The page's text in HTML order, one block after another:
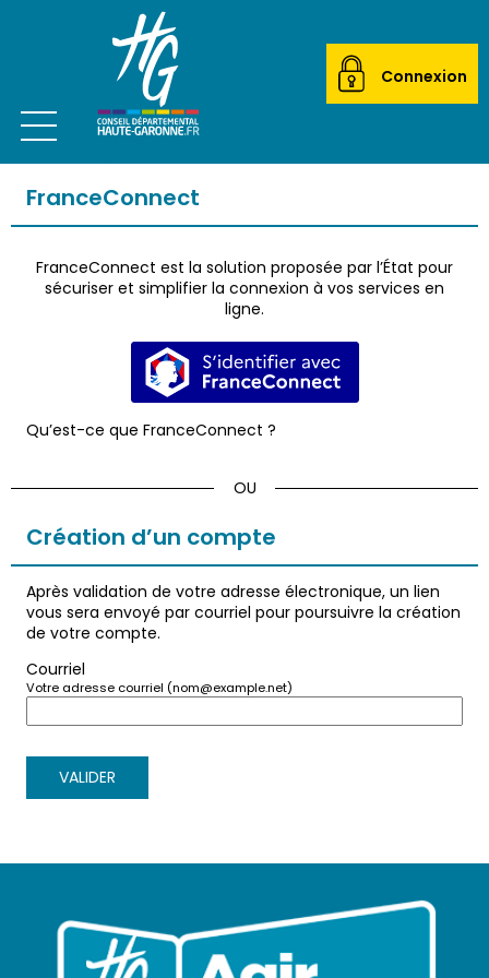
Connexion
Ouvrir le menu
ACTEUR LOCAL
MAIRIES
ETABLISSEMENTS SCOLAIRES
TRANSPORTEURS
ÉCOLES DE MUSIQUE
FranceConnect
FranceConnect est la solution proposée par l’État pour
sécuriser et simplifier la connexion à vos services en
ligne.
S’identifier avec FranceConnect
Qu’est-ce que FranceConnect ?
Création d’un compte
Après validation de votre adresse électronique, un lien
vous sera envoyé par courriel pour poursuivre la création
de votre compte.
Courriel
Votre adresse courriel (nom@example.net)
VALIDER